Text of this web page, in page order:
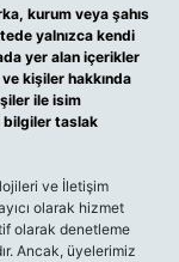
kurum veya şahıs
yalnızca kendi
yer alan içerikler
kişiler hakkında
ile isim
bilgiler taslak
ve İletişim
olarak hizmet
olarak denetleme
Ancak, üyelerimiz